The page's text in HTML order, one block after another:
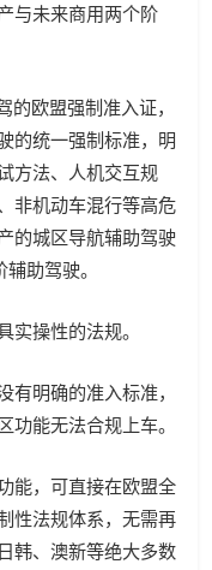
与未来商用两个阶
欧盟强制准入证，
的统一强制标准，明
方法、人机交互规
非机动车混行等高危
的城区导航辅助驾驶
助驾驶。
操性的法规。
明确的准入标准，
功能无法合规上车。
能，可直接在欧盟全
性法规体系，无需再
韩、澳新等绝大多数